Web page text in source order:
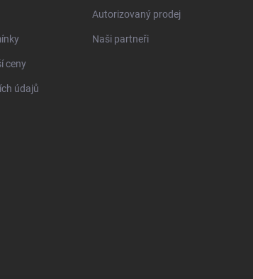
ceny
údajů
Autorizovaný prodej
Naši partneři